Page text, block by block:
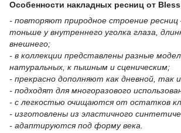
Особенности накладных ресниц от
- повторяют природное строение ресниц
тоньше у внутреннего уголка глаза,
внешнего;
- в коллекции представлены разные
натуральных, к пышным и сценическим;
- прекрасно дополняют как дневной, так
- подходят для многоразового
- с легкостью очищаются от остатков
- изготовлены из эластичного
- адаптируются под форму века.